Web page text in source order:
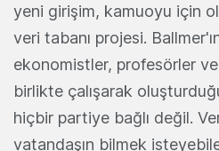
yeni girişim, kamuoyu için
veri tabanı projesi.
ekonomistler, profesörler
birlikte çalışarak
hiçbir partiye bağlı değil.
vatandaşın bilmek